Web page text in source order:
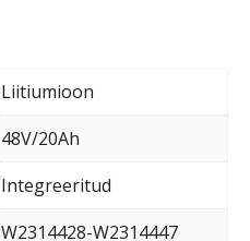
Liitiumioon
48V/20Ah
Integreeritud
W2314428-W2314447